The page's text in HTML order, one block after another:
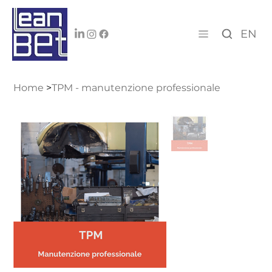
EN
Home >TPM - manutenzione professionale